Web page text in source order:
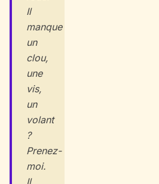
Il
manque
un
clou,
une
vis,
un
volant
?
Prenez-
moi.